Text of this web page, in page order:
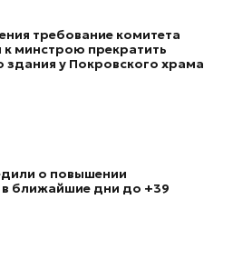
требование комитета
к минстрою прекратить
здания у Покровского храма
о повышении
ближайшие дни до +39